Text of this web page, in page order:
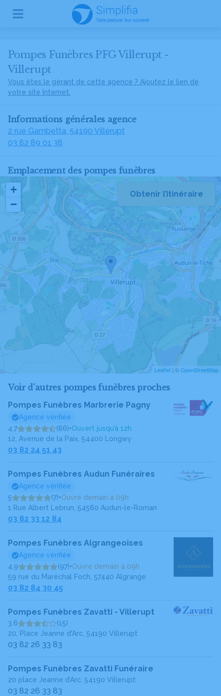
Pompes Funèbres PFG Villerupt -
Villerupt
Vous êtes le gérant de cette agence ? Ajoutez le lien de
votre site Internet.
Informations générales agence
2 rue Gambetta, 54190 Villerupt
03 82 89 01 38
Emplacement des pompes funèbres
+
−
Leaflet | ©OpenStreetMap
Obtenir l’itinéraire
Voir d'autres pompes funèbres proches
Pompes Funèbres Marbrerie Pagny
Agence vérifiée
4.7
(86)•Ouvert jusqu’à 12h
12, Avenue de la Paix, 54400 Longwy
03 82 24 51 43
Pompes Funèbres Audun Funéraires
Agence vérifiée
5
(7)•Ouvre demain à 09h
1 Rue Albert Lebrun, 54560 Audun-le-Roman
03 82 33 12 84
Pompes Funèbres Algrangeoises
Agence vérifiée
4.9
(97)•Ouvre demain à 09h
59 rue du Maréchal Foch, 57440 Algrange
03 82 84 30 45
Pompes Funèbres Zavatti - Villerupt
3.6
(15)
20, Place Jeanne d'Arc, 54190 Villerupt
03 82 26 33 83
Pompes Funèbres Zavatti Funéraire
20 place Jeanne d’Arc, 54190 Villerupt
03 82 26 33 83